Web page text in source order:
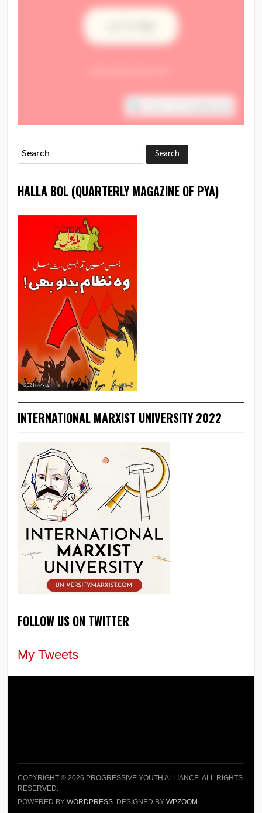
HALLA BOL (QUARTERLY MAGAZINE OF PYA)
INTERNATIONAL MARXIST UNIVERSITY 2022
FOLLOW US ON TWITTER
My Tweets
COPYRIGHT © 2026 PROGRESSIVE YOUTH ALLIANCE. ALL RIGHTS
RESERVED.
POWERED BYWORDPRESS. DESIGNED BYWPZOOM